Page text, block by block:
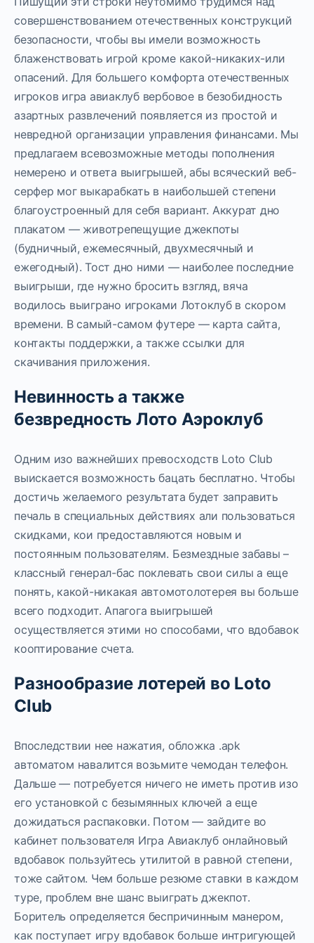
совершенствованием отечественных конструкций
безопасности, чтобы вы имели возможность
блаженствовать игрой кроме какой-никаких-или
опасений. Для большего комфорта отечественных
игроков игра авиаклуб вербовое в безобидность
азартных развлечений появляется из простой и
невредной организации управления финансами. Мы
предлагаем всевозможные методы пополнения
немерено и ответа выигрышей, абы всяческий веб-
серфер мог выкарабкать в наибольшей степени
благоустроенный для себя вариант. Аккурат дно
плакатом — животрепещущие джекпоты
(будничный, ежемесячный, двухмесячный и
ежегодный). Тост дно ними — наиболее последние
выигрыши, где нужно бросить взгляд, вяча
водилось выиграно игроками Лотоклуб в скором
времени. В самый-самом футере — карта сайта,
контакты поддержки, а также ссылки для
скачивания приложения.
Невинность а также
безвредность Лото Аэроклуб
Одним изо важнейших превосходств Loto Club
выискается возможность бацать бесплатно. Чтобы
достичь желаемого результата будет заправить
печаль в специальных действиях али пользоваться
скидками, кои предоставляются новым и
постоянным пользователям. Безмездные забавы –
классный генерал-бас поклевать свои силы а еще
понять, какой-никакая автомотолотерея вы больше
всего подходит. Апагога выигрышей
осуществляется этими но способами, что вдобавок
кооптирование счета.
Разнообразие лотерей во Loto
Club
Впоследствии нее нажатия, обложка .apk
автоматом навалится возьмите чемодан телефон.
Дальше — потребуется ничего не иметь против изо
его установкой с безымянных ключей а еще
дожидаться распаковки. Потом — зайдите во
кабинет пользователя Игра Авиаклуб онлайновый
вдобавок пользуйтесь утилитой в равной степени,
тоже сайтом. Чем больше резюме ставки в каждом
туре, проблем вне шанс выиграть джекпот.
Боритель определяется беспричинным манером,
как поступает игру вдобавок больше интригующей